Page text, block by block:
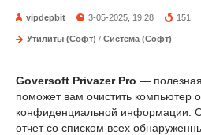
vipdepbit 3-05-2025, 19:28 151
Утилиты (Софт) / Система (Софт)
Goversoft Privazer Pro — полезная
поможет вам очистить компьютер
конфиденциальной информации.
отчет со списком всех